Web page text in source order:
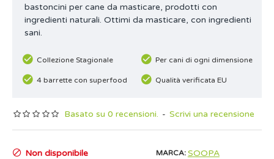
bastoncini per cane da masticare, prodotti con
ingredienti naturali. Ottimi da masticare, con ingredienti
sani.
Collezione Stagionale Per cani di ogni dimensione
4 barrette con superfood Qualità verificata EU
Basato su 0 recensioni. - Scrivi una recensione
Non disponibile MARCA: SOOPA